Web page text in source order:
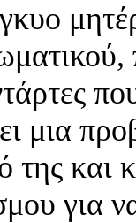
μια
της και
για